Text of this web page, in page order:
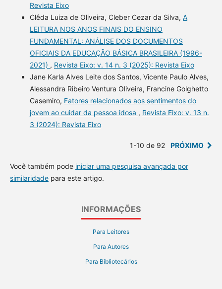
Revista Eixo
Clêda Luiza de Oliveira, Cleber Cezar da Silva, A
LEITURA NOS ANOS FINAIS DO ENSINO
FUNDAMENTAL: ANÁLISE DOS DOCUMENTOS
OFICIAIS DA EDUCAÇÃO BÁSICA BRASILEIRA (1996-
2021) , Revista Eixo: v. 14 n. 3 (2025): Revista Eixo
Jane Karla Alves Leite dos Santos, Vicente Paulo Alves,
Alessandra Ribeiro Ventura Oliveira, Francine Golghetto
Casemiro, Fatores relacionados aos sentimentos do
jovem ao cuidar da pessoa idosa , Revista Eixo: v. 13 n.
3 (2024): Revista Eixo
1-10 de 92 PRÓXIMO
Você também pode iniciar uma pesquisa avançada por
similaridadepara este artigo.
INFORMAÇÕES
Para Leitores
Para Autores
Para Bibliotecários